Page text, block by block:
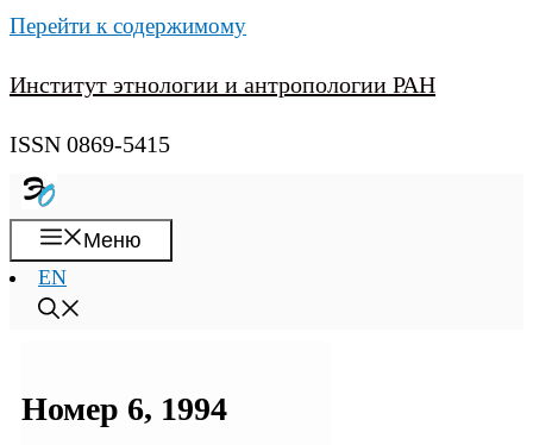
Перейти к содержимому
Институт этнологии и антропологии РАН
ISSN 0869-5415
Меню
EN
Номер 6, 1994